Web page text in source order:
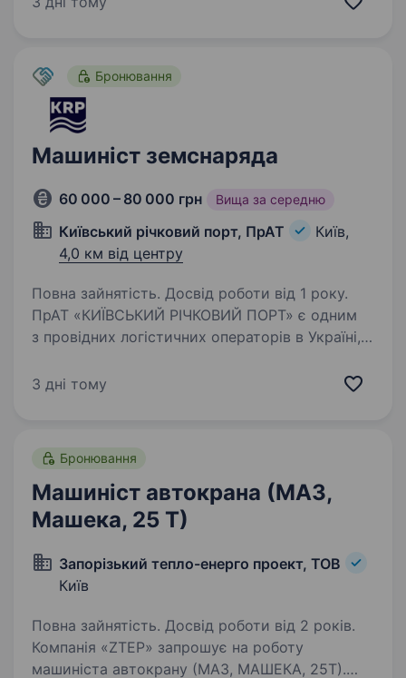
Бронювання
Машиніст земснаряда
60 000 – 80 000 грн Вища за середню
Київський річковий порт, ПрАТ
Київ,
4,0 км від центру
Повна зайнятість. Досвід роботи від 1 року.
ПрАТ «КИЇВСЬКИЙ РІЧКОВИЙ ПОРТ» є одним
з провідних логістичних операторів в Україні,
перевезенні вантажів по водним шляхам, і
3 дні тому
Бронювання
Машиніст автокрана (МАЗ,
Машека, 25 Т)
Запорізький тепло-енерго проект, ТОВ
Київ
Повна зайнятість. Досвід роботи від 2 років.
Компанія «ZTEP» запрошує на роботу
машиніста автокрану (МАЗ, МАШЕКА, 25Т).